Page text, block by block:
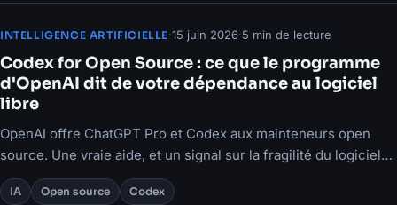
INTELLIGENCE ARTIFICIELLE·15 juin 2026·5 min de lecture
Codex for Open Source : ce que le programme
d'OpenAI dit de votre dépendance au logiciel
libre
OpenAI offre ChatGPT Pro et Codex aux mainteneurs open
source. Une vraie aide, et un signal sur la fragilité du logiciel
libre.
IA Open source Codex